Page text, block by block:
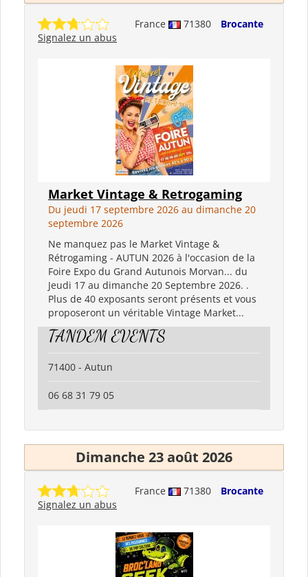
France 71380
Brocante
Signalez un abus
Market Vintage & Retrogaming
Du jeudi 17 septembre 2026 au dimanche 20
septembre 2026
Ne manquez pas le Market Vintage &
Rétrogaming - AUTUN 2026 à l'occasion de la
Foire Expo du Grand Autunois Morvan... du
Jeudi 17 au dimanche 20 Septembre 2026. .
Plus de 40 exposants seront présents et vous
proposeront un véritable Vintage Market...
TANDEM EVENTS
71400 - Autun
06 68 31 79 05
Dimanche 23 août 2026
France 71380
Brocante
Signalez un abus